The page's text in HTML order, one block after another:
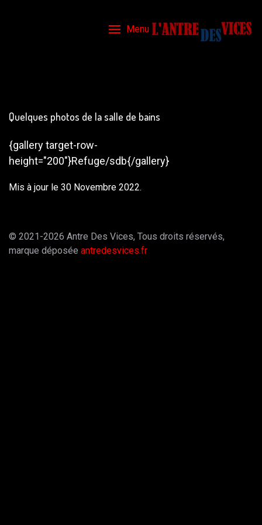
Menu
Quelques photos de la salle de bains
{gallery target-row-
height="200"}Refuge/sdb{/gallery}
Mis à jour le 30 Novembre 2022.
© 2021-2026 Antre Des Vices, Tous droits réservés,
marque déposée antredesvices.fr